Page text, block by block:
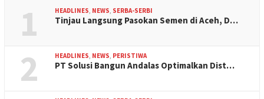
1 HEADLINES, NEWS, SERBA-SERBI
Tinjau Langsung Pasokan Semen di Aceh, D…
2 HEADLINES, NEWS, PERISTIWA
PT Solusi Bangun Andalas Optimalkan Dist…